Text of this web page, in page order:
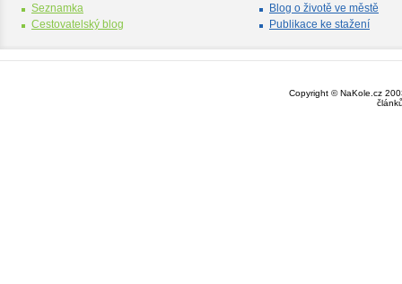
Seznamka
Cestovatelský blog
Blog o životě ve městě
Publikace ke stažení
Copyright © NaKole.cz